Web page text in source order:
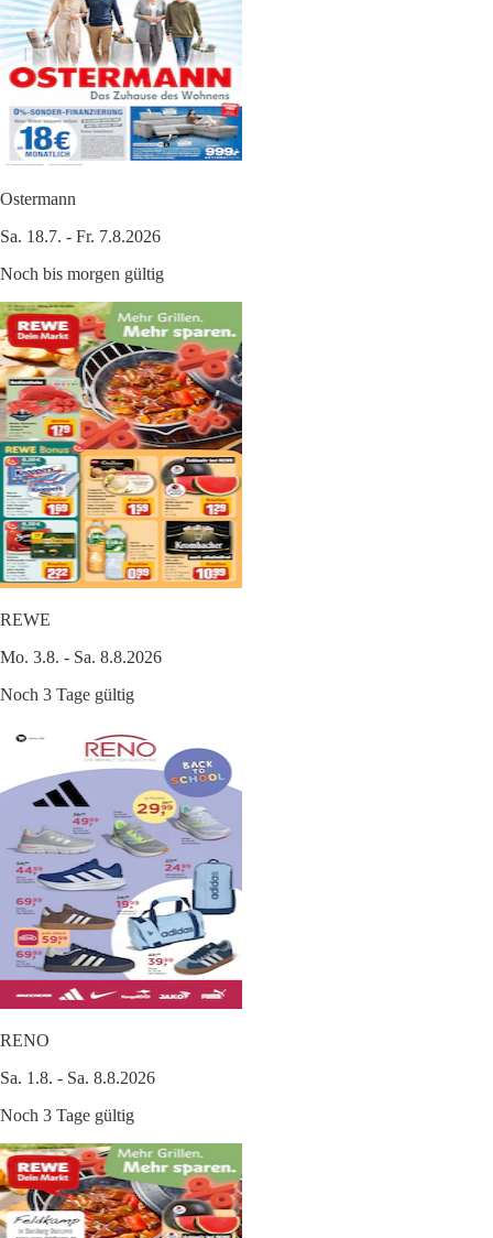
Ostermann
Sa. 18.7. - Fr. 7.8.2026
Noch bis morgen gültig
REWE
Mo. 3.8. - Sa. 8.8.2026
Noch 3 Tage gültig
RENO
Sa. 1.8. - Sa. 8.8.2026
Noch 3 Tage gültig